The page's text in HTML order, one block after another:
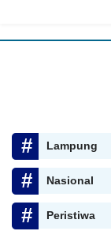
Lampung
Nasional
Peristiwa